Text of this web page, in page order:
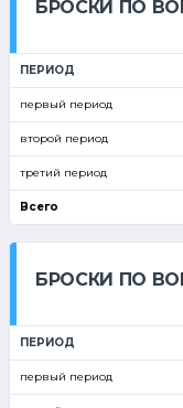
БРОСКИ ПО
ПЕРИОД
первый период
второй период
третий период
Всего
БРОСКИ ПО
ПЕРИОД
первый период